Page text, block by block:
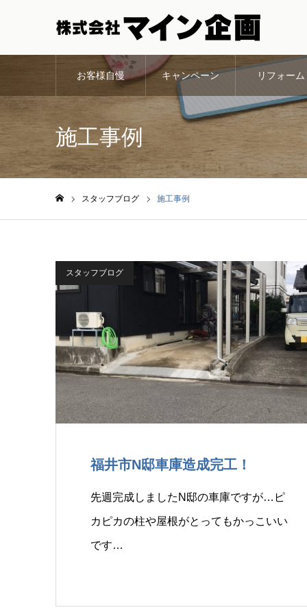
お客様自慢 キャンペーン リフォーム
施工事例
スタッフブログ 施工事例
スタッフブログ
福井市N邸車庫造成完工！
先週完成しましたN邸の車庫ですが…ピ
カピカの柱や屋根がとってもかっこいい
です…